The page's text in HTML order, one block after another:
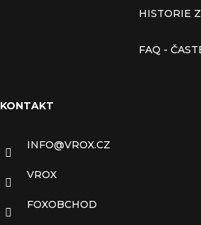
HISTORIE
FAQ -
KONTAKT
INFO@VROX.CZ
VROX
FOXOBCHOD